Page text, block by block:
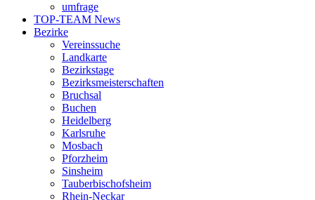
umfrage
TOP-TEAM News
Bezirke
Vereinssuche
Landkarte
Bezirkstage
Bezirksmeisterschaften
Bruchsal
Buchen
Heidelberg
Karlsruhe
Mosbach
Pforzheim
Sinsheim
Tauberbischofsheim
Rhein-Neckar